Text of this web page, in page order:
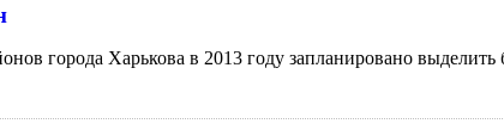
города Харькова в 2013 году запланировано